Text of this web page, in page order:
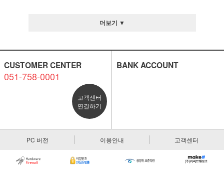
더보기 ▼
CUSTOMER CENTER
051-758-0001
고객센터
연결하기
BANK ACCOUNT
PC 버전 이용안내 고객센터